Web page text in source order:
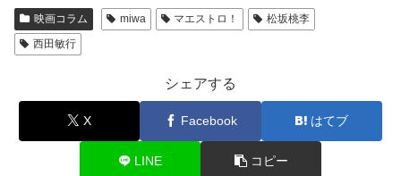
映画コラム miwa マエストロ！
松坂桃李
西田敏行
シェアする
X Facebook はてブ
LINE コピー